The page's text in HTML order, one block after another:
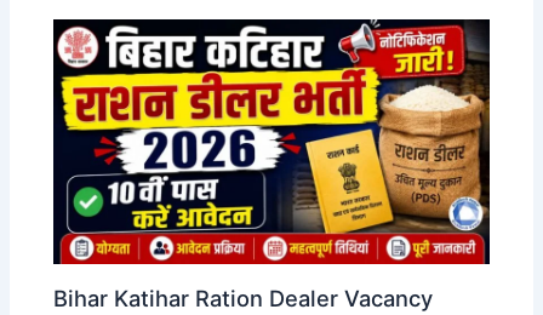
Bihar Katihar Ration Dealer Vacancy